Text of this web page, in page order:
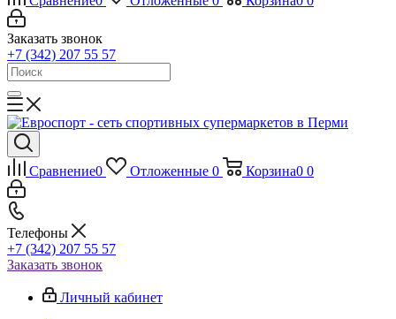
Заказать звонок
+7 (342) 207 55 57
Сравнение0 Отложенные 0 Корзина0 0
Телефоны
+7 (342) 207 55 57
Заказать звонок
Личный кабинет